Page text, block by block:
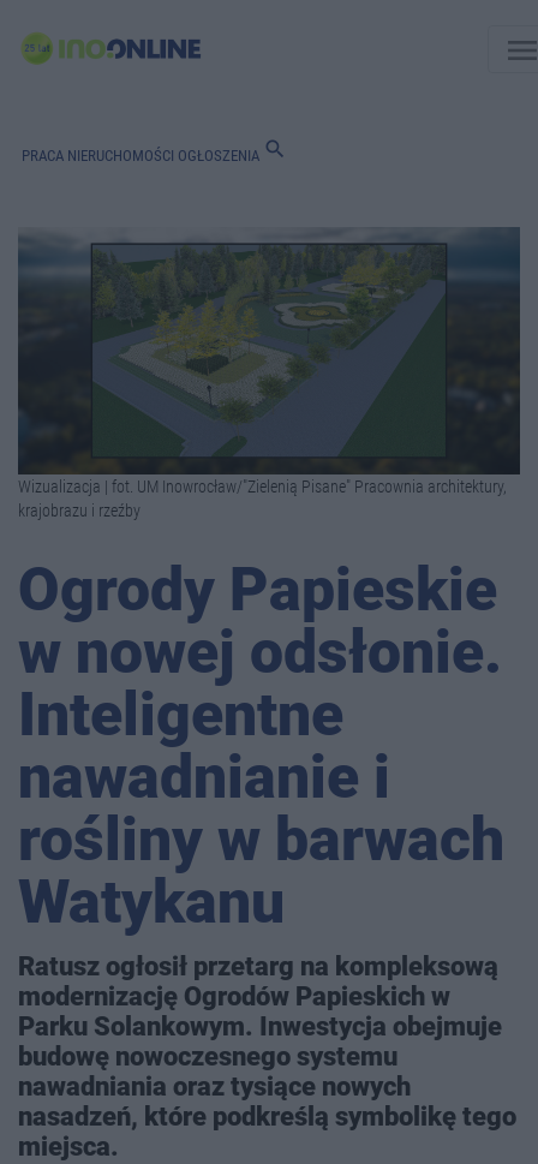
PRACA NIERUCHOMOŚCI OGŁOSZENIA search
Wizualizacja | fot. UM Inowrocław/"Zielenią Pisane" Pracownia architektury,
krajobrazu i rzeźby
Ogrody Papieskie
w nowej odsłonie.
Inteligentne
nawadnianie i
rośliny w barwach
Watykanu
Ratusz ogłosił przetarg na kompleksową
modernizację Ogrodów Papieskich w
Parku Solankowym. Inwestycja obejmuje
budowę nowoczesnego systemu
nawadniania oraz tysiące nowych
nasadzeń, które podkreślą symbolikę tego
miejsca.